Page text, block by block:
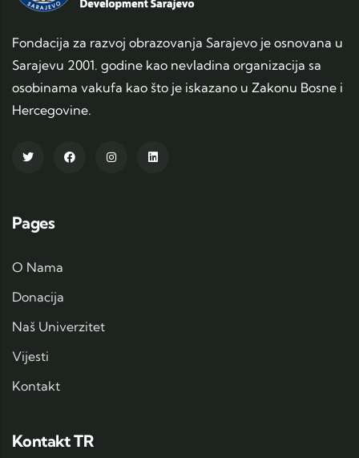
Fondacija za razvoj obrazovanja Sarajevo je osnovana u
Sarajevu 2001. godine kao nevladina organizacija sa
osobinama vakufa kao što je iskazano u Zakonu Bosne i
Hercegovine.
Pages
O Nama
Donacija
Naš Univerzitet
Vijesti
Kontakt
Kontakt TR